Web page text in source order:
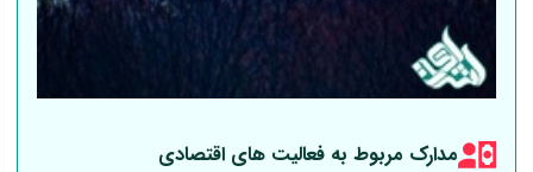
مدارک مربوط به فعالیت های اقتصادی